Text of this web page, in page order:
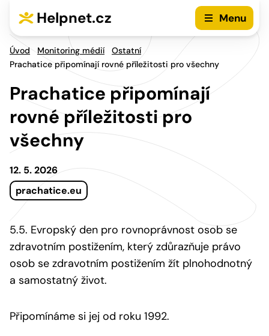
Helpnet.cz Menu
Úvod Monitoring médií
Ostatní
Prachatice připomínají rovné příležitosti pro všechny
Prachatice připomínají
rovné příležitosti pro
všechny
12. 5. 2026
prachatice.eu
5.5. Evropský den pro rovnoprávnost osob se
zdravotním postižením, který zdůrazňuje právo
osob se zdravotním postižením žít plnohodnotný
a samostatný život.
Připomínáme si jej od roku 1992.